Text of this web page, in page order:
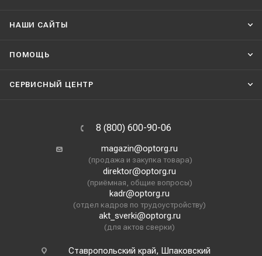
НАШИ CАЙТЫ
ПОМОЩЬ
СЕРВИСНЫЙ ЦЕНТР
8 (800) 600-90-06
magazin@optorg.ru
(продажа и закупка товара)
direktor@optorg.ru
(приёмная, общие вопросы)
kadr@optorg.ru
(отдел кадров по трудоустройству)
akt_sverki@optorg.ru
(для актов сверки)
Ставропольский край, Шпаковский